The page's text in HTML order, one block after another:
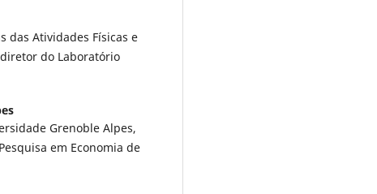
das Atividades Físicas e
do Laboratório
Grenoble Alpes,
em Economia de